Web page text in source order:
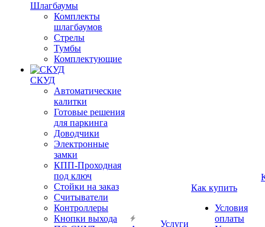
Шлагбаумы
Комплекты
шлагбаумов
Стрелы
Тумбы
Комплектующие
СКУД
Автоматические
калитки
Готовые решения
для паркинга
Доводчики
Электронные
замки
КПП-Проходная
под ключ
Стойки на заказ
Считыватели
Контроллеры
Кнопки выхода
Услуги
Как купить
Условия
оплаты